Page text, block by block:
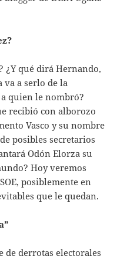
¿Y qué dirá Hernando,
va a serlo de la
quien le nombró?
recibió con alborozo
Vasco y su nombre
posibles secretarios
Odón Elorza su
Hoy veremos
posiblemente en
que le quedan.
de derrotas electorales